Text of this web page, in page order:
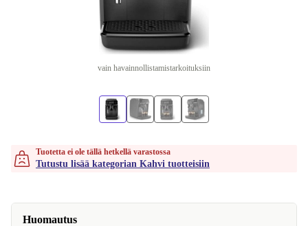
vain havainnollistamistarkoituksiin
Tuotetta ei ole tällä hetkellä varastossa
Tutustu lisää kategorian Kahvi tuotteisiin
Huomautus